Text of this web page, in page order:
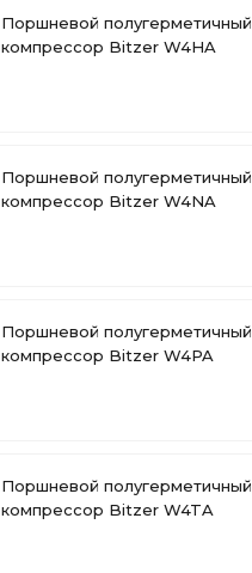
Поршневой полугерметичный
компрессор Bitzer W4HA
Поршневой полугерметичный
компрессор Bitzer W4NA
Поршневой полугерметичный
компрессор Bitzer W4PA
Поршневой полугерметичный
компрессор Bitzer W4TA